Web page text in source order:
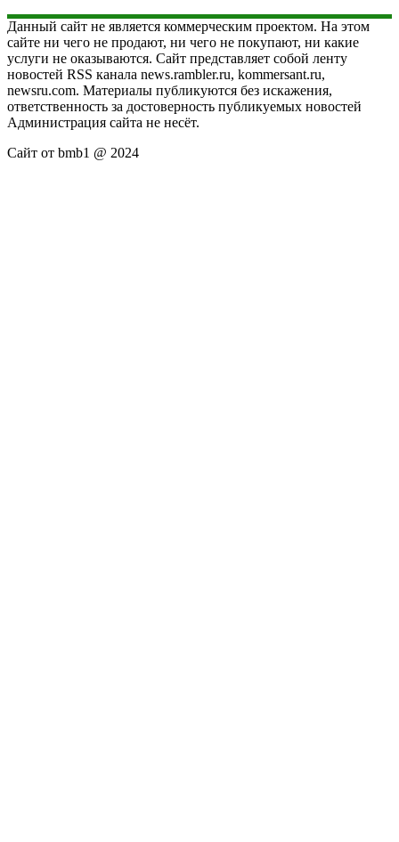
Данный сайт не является коммерческим проектом. На этом
сайте ни чего не продают, ни чего не покупают, ни какие
услуги не оказываются. Сайт представляет собой ленту
новостей RSS канала news.rambler.ru, kommersant.ru,
newsru.com. Материалы публикуются без искажения,
ответственность за достоверность публикуемых новостей
Администрация сайта не несёт.
Сайт от bmb1 @ 2024